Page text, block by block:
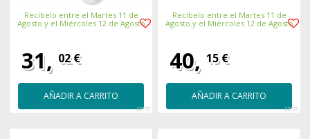
Recíbelo entre el Martes 11 de
Agosto y el Miércoles 12 de Agosto
31, 02 €
AÑADIR A CARRITO
22739
Recíbelo entre el Martes 11 de
Agosto y el Miércoles 12 de Agosto
40, 15 €
AÑADIR A CARRITO
22695